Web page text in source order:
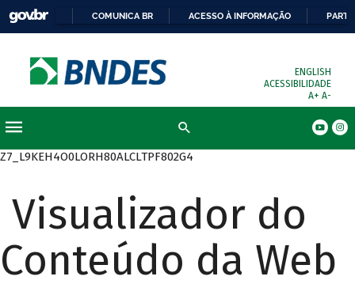
COMUNICA BR ACESSO À INFORMAÇÃO
ENGLISH
ACESSIBILIDADE
A+ A-
Z7_L9KEH4O0LORH80ALCLTPF802G4
Visualizador do
Conteúdo da Web